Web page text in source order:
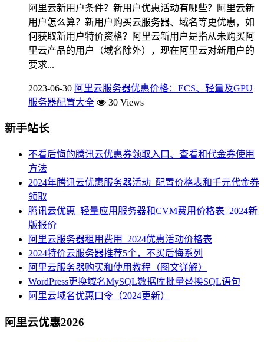
阿里云新用户条件？新用户优惠活动有哪些？阿里云新
用户怎么算？新用户购买云服务器、域名等更优惠，如
何获取新用户特价资格？阿里云新用户是指从未购买阿
里云产品的用户（域名除外），现在阿里云对新用户的
要求...
2023-06-30 阿里云服务器优惠价格：ECS、轻量及GPU
服务器配置大全
30 Views
新手站长
不看后悔的腾讯云优惠券领取入口、查看和代金券使用
方法
2024年腾讯云优惠服务器活动_配置价格表和千元代金券
领取
腾讯云优惠_轻量应用服务器和CVM费用价格表_2024新
版报价
阿里云服务器租用费用_2024优惠活动价格表
2024特价云服务器推荐5个，不买后悔系列
阿里云服务器购买和使用教程（图文详解）
WordPress更换域名MySQL数据库批量替换SQL语句
阿里云域名优惠口令（2024更新）
阿里云优惠2026